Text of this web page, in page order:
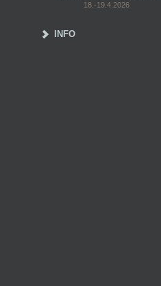
18.-19.4.2026
INFO